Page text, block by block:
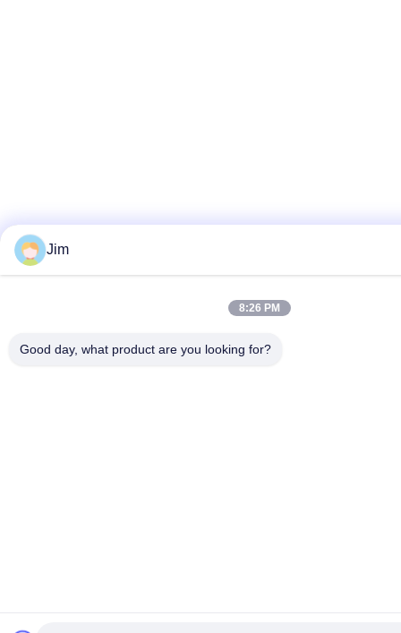
Jim
8:26 PM
Good day, what product are you looking for?